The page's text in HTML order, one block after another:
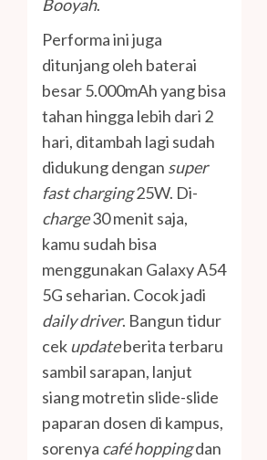
Booyah.
Performa ini juga
ditunjang oleh baterai
besar 5.000mAh yang bisa
tahan hingga lebih dari 2
hari, ditambah lagi sudah
didukung dengan super
fast charging25W. Di-
charge30 menit saja,
kamu sudah bisa
menggunakan Galaxy A54
5G seharian. Cocok jadi
daily driver. Bangun tidur
cekupdateberita terbaru
sambil sarapan, lanjut
siang motretin slide-slide
paparan dosen di kampus,
sorenya café hoppingdan